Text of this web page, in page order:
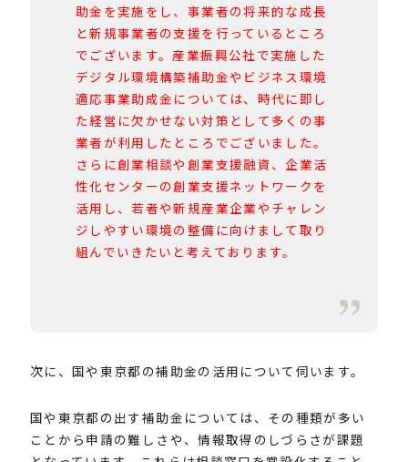
助金を実施をし、事業者の将来的な成長
と新規事業者の支援を行っているところ
でございます。産業振興公社で実施した
デジタル環境構築補助金やビジネス環境
適応事業助成金については、時代に即し
た経営に欠かせない対策として多くの事
業者が利用したところでございました。
さらに創業相談や創業支援融資、企業活
性化センターの創業支援ネットワークを
活用し、若者や新規産業企業やチャレン
ジしやすい環境の整備に向けまして取り
組んでいきたいと考えております。
次に、国や東京都の補助金の活用について伺います。
国や東京都の出す補助金については、その種類が多い
ことから申請の難しさや、情報取得のしづらさが課題